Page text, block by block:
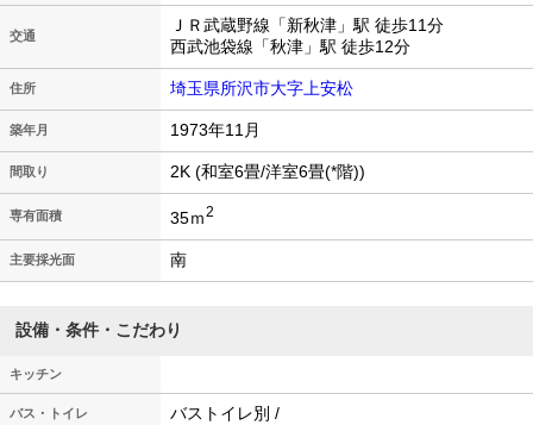
交通
ＪＲ武蔵野線「新秋津」駅 徒歩11分
西武池袋線「秋津」駅 徒歩12分
住所 埼玉県所沢市大字上安松
築年月 1973年11月
間取り 2K (和室6畳/洋室6畳(*階))
専有面積 35ｍ2
主要採光面 南
設備・条件・こだわり
キッチン
バス・トイレ バストイレ別 /